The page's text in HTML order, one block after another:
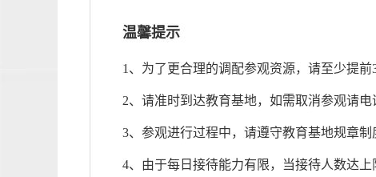
温馨提示
1、为了更合理的调配参观资源，请至少提前
2、请准时到达教育基地，如需取消参观请电
3、参观进行过程中，请遵守教育基地规章制
4、由于每日接待能力有限，当接待人数达